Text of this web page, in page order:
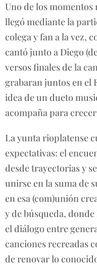
Uno de los momentos
llegó mediante la
colega y fan a la vez,
cantó junto a Diego
versos finales de la
grabaran juntos en el
idea de un dueto
acompaña para
La yunta rioplatense
expectativas: el
desde trayectorias y
unirse en la suma de
en esa (com)unión
y de búsqueda,
el diálogo entre
canciones recreadas
de renovar lo